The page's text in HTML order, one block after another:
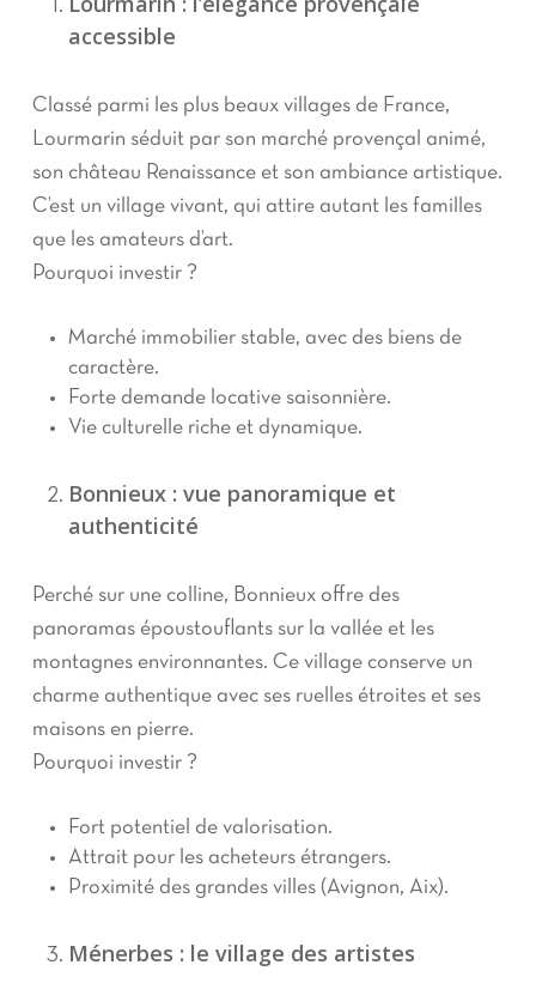
accessible
Classé parmi les plus beaux villages de France,
Lourmarin séduit par son marché provençal animé,
son château Renaissance et son ambiance artistique.
C’est un village vivant, qui attire autant les familles
que les amateurs d’art.
Pourquoi investir ?
Marché immobilier stable, avec des biens de
caractère.
Forte demande locative saisonnière.
Vie culturelle riche et dynamique.
Bonnieux : vue panoramique et
authenticité
Perché sur une colline, Bonnieux offre des
panoramas époustouflants sur la vallée et les
montagnes environnantes. Ce village conserve un
charme authentique avec ses ruelles étroites et ses
maisons en pierre.
Pourquoi investir ?
Fort potentiel de valorisation.
Attrait pour les acheteurs étrangers.
Proximité des grandes villes (Avignon, Aix).
Ménerbes : le village des artistes